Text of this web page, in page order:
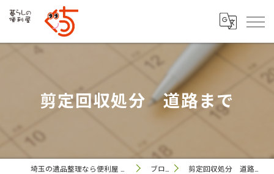
剪定回収処分 道路まで
ブログ 剪定回収処分 道路まで